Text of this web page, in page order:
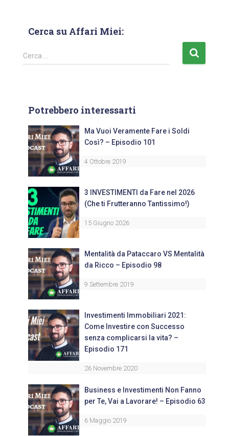
Cerca su Affari Miei:
Cerca …
Potrebbero interessarti
Ma Vuoi Veramente Fare i Soldi
Così? – Episodio 101
4 Ottobre 2019
3 INVESTIMENTI da Fare nel 2026
(Che ti Frutteranno Tantissimo!)
15 Giugno 2026
Mentalità da Pataccaro VS Mentalità
da Ricco – Episodio 98
9 Settembre 2019
Investimenti Immobiliari 2021:
Come Investire con Successo
senza complicarsi la vita? –
Episodio 171
26 Novembre 2020
Business e Investimenti Non Fanno
per Te, Vai a Lavorare! – Episodio 63
6 Maggio 2019